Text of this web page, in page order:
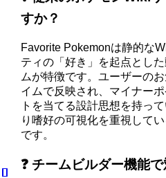
すか？
Favorite Pokemonは静的な
ティの「好き」を起点とし
ムが特徴です。ユーザーの
イムで反映され、マイナー
トを当てる設計思想を持っ
り嗜好の可視化を重視して
です。
❓ チームビルダー機能